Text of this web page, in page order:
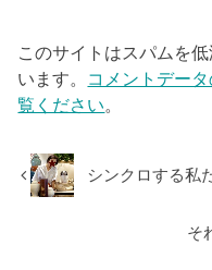
このサイトはスパムを
います。 コメントデー
覧ください。
シンクロする私
そ